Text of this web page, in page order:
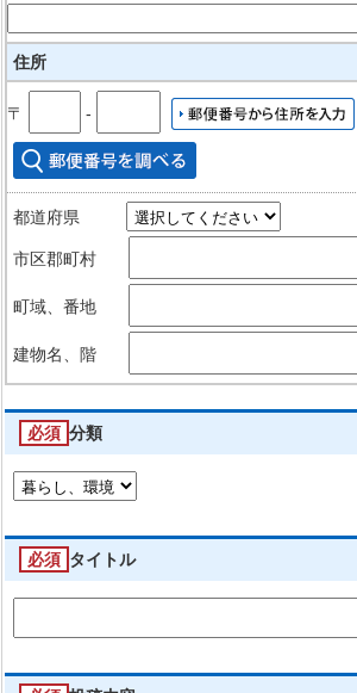
住所
〒 ‐
都道府県
市区郡町村
町域、番地
建物名、階
必須 分類
必須 タイトル